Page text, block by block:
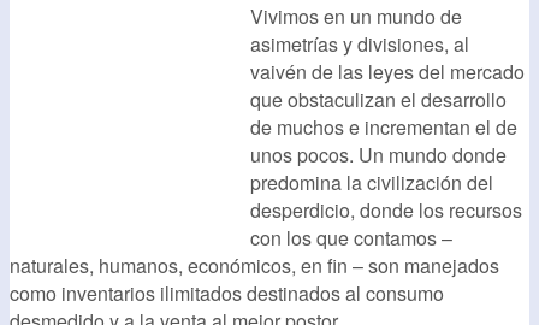
Vivimos en un mundo de
asimetrías y divisiones, al
vaivén de las leyes del mercado
que obstaculizan el desarrollo
de muchos e incrementan el de
unos pocos. Un mundo donde
predomina la civilización del
desperdicio, donde los recursos
con los que contamos –
naturales, humanos, económicos, en fin – son manejados
como inventarios ilimitados destinados al consumo